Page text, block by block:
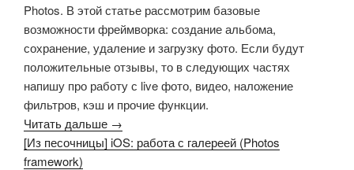
Photos. В этой статье рассмотрим базовые
возможности фреймворка: создание альбома,
сохранение, удаление и загрузку фото. Если будут
положительные отзывы, то в следующих частях
напишу про работу с live фото, видео, наложение
фильтров, кэш и прочие функции.
Читать дальше →
[Из песочницы] iOS: работа с галереей (Photos
framework)